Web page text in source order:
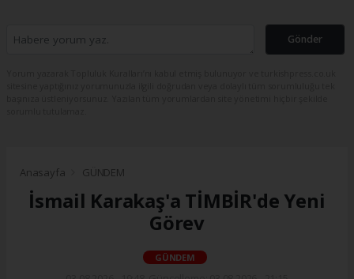
Gönder
Anasayfa GÜNDEM
İsmail Karakaş'a TİMBİR'de Yeni
Görev
GÜNDEM